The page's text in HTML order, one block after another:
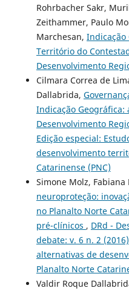
Rohrbacher Sakr,
Zeithammer, Paulo
Marchesan, Indicação
Território do
Desenvolvimento
Cilmara Correa de
Dallabrida,
Indicação Geográfica:
Desenvolvimento
Edição especial:
desenvolvimento
Catarinense (PNC)
Simone Molz, Fabiana
neuroproteção:
no Planalto Norte
pré-clínicos , DRd -
debate: v. 6 n. 2
alternativas de
Planalto Norte
Valdir Roque